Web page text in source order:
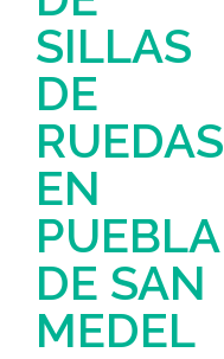
SILLAS
DE
RUEDAS
EN
PUEBLA
DE SAN
MEDEL